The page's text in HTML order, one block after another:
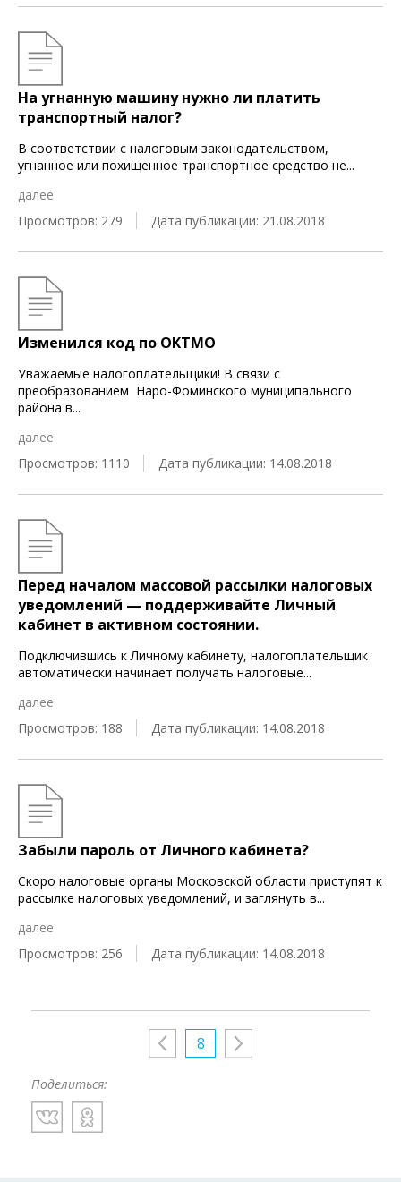
На угнанную машину нужно ли платить
транспортный налог?
В соответствии с налоговым законодательством,
угнанное или похищенное транспортное средство не...
далее
Просмотров: 279
Дата публикации: 21.08.2018
Изменился код по ОКТМО
Уважаемые налогоплательщики! В связи с
преобразованием Наро-Фоминского муниципального
района в...
далее
Просмотров: 1110
Дата публикации: 14.08.2018
Перед началом массовой рассылки налоговых
уведомлений — поддерживайте Личный
кабинет в активном состоянии.
Подключившись к Личному кабинету, налогоплательщик
автоматически начинает получать налоговые...
далее
Просмотров: 188
Дата публикации: 14.08.2018
Забыли пароль от Личного кабинета?
Скоро налоговые органы Московской области приступят к
рассылке налоговых уведомлений, и заглянуть в...
далее
Просмотров: 256
Дата публикации: 14.08.2018
8
Поделиться: